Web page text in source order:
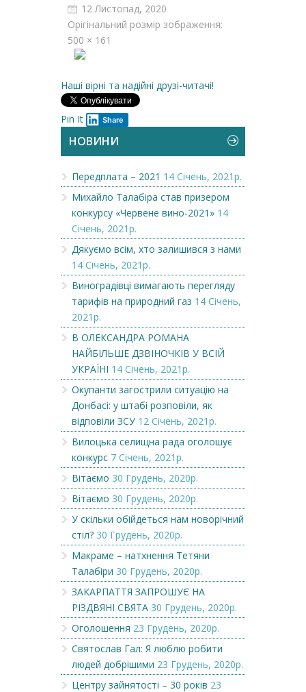
12 Листопад, 2020
Орігінальний розмір зображення:
500 × 161
Наші вірні та надійні друзі-читачі!
Pin It Share
НОВИНИ
Передплата – 2021 14 Січень, 2021р.
Михайло Талабіра став призером
конкурсу «Червене вино-2021» 14
Січень, 2021р.
Дякуємо всім, хто залишився з нами
14 Січень, 2021р.
Виноградівці вимагають перегляду
тарифів на природний газ 14 Січень,
2021р.
В ОЛЕКСАНДРА РОМАНА
НАЙБІЛЬШЕ ДЗВІНОЧКІВ У ВСІЙ
УКРАЇНІ 14 Січень, 2021р.
Окупанти загострили ситуацію на
Донбасі: у штабі розповіли, як
відповіли ЗСУ 12 Січень, 2021р.
Вилоцька селищна рада оголошує
конкурс 7 Січень, 2021р.
Вітаємо 30 Грудень, 2020р.
Вітаємо 30 Грудень, 2020р.
У скільки обійдеться нам новорічний
стіл? 30 Грудень, 2020р.
Макраме – натхнення Тетяни
Талабіри 30 Грудень, 2020р.
ЗАКАРПАТТЯ ЗАПРОШУЄ НА
РІЗДВЯНІ СВЯТА 30 Грудень, 2020р.
Оголошення 23 Грудень, 2020р.
Святослав Гал: Я люблю робити
людей добрішими 23 Грудень, 2020р.
Центру зайнятості – 30 років 23